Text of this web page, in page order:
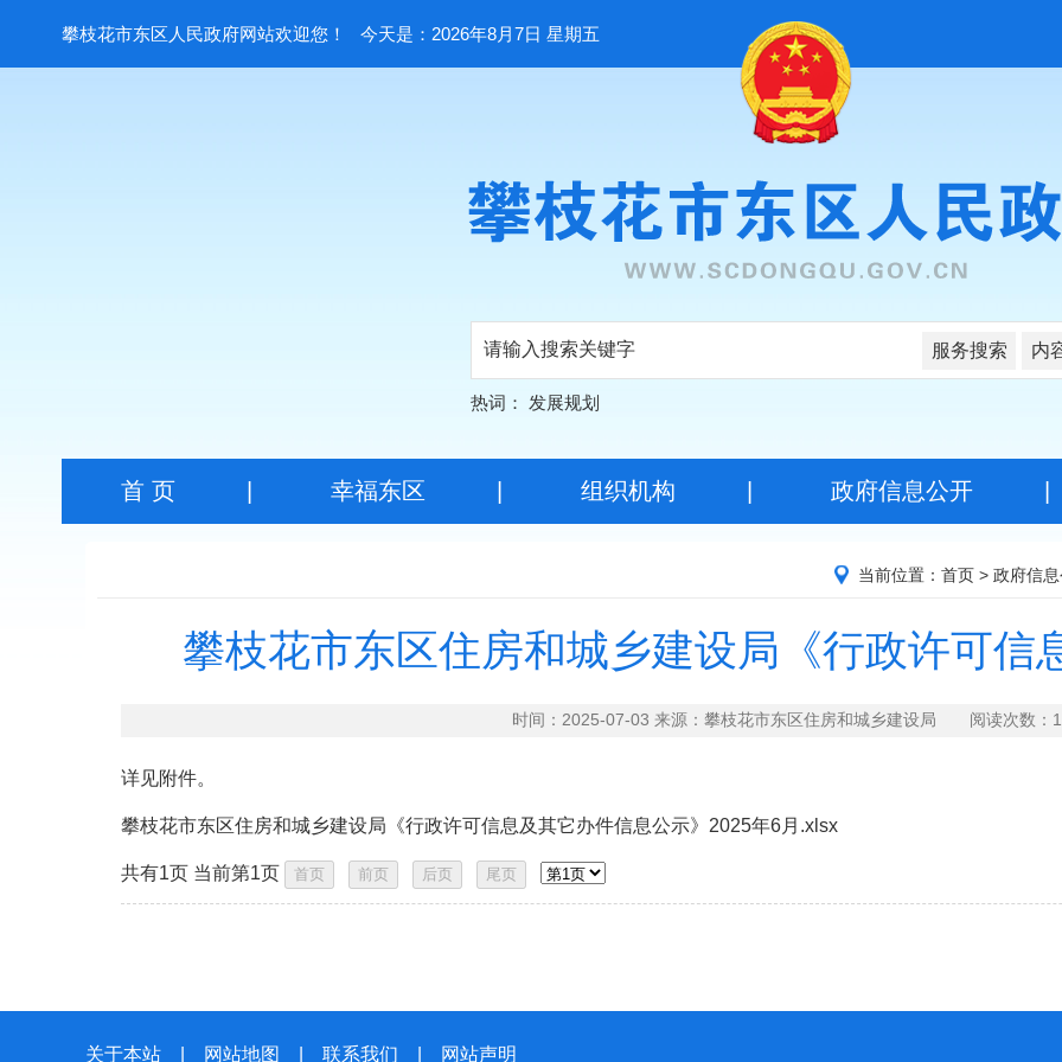
攀枝花市东区人民政府网站欢迎您！ 今天是：2026年8月7日 星期五
服务搜索 内
热词： 发展规划
首 页| 幸福东区 组织机构 政府信息公开
当前位置： 首页 > 政府信
攀枝花市东区住房和城乡建设局《行政许可信
时间：2025-07-03 来源：攀枝花市东区住房和城乡建设局 阅读次数：
详见附件。
攀枝花市东区住房和城乡建设局《行政许可信息及其它办件信息公示》2025年6月.xlsx
共有1页 当前第1页
关于本站 网站地图 联系我们 网站声明